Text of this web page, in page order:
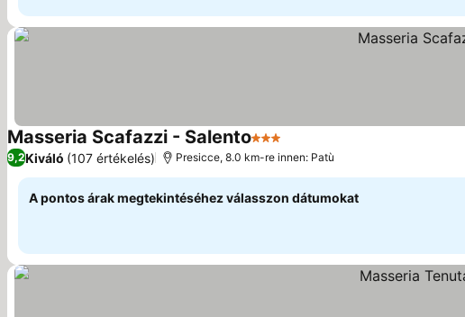
Masseria Scafazzi - Salento3 Kategória
9,2Kiváló (107 értékelés) Presicce, 8.0 km-re innen: Patù
A pontos árak megtekintéséhez válasszon dátumokat